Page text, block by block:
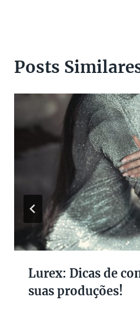
Posts
Lurex: Dicas de
suas produções!